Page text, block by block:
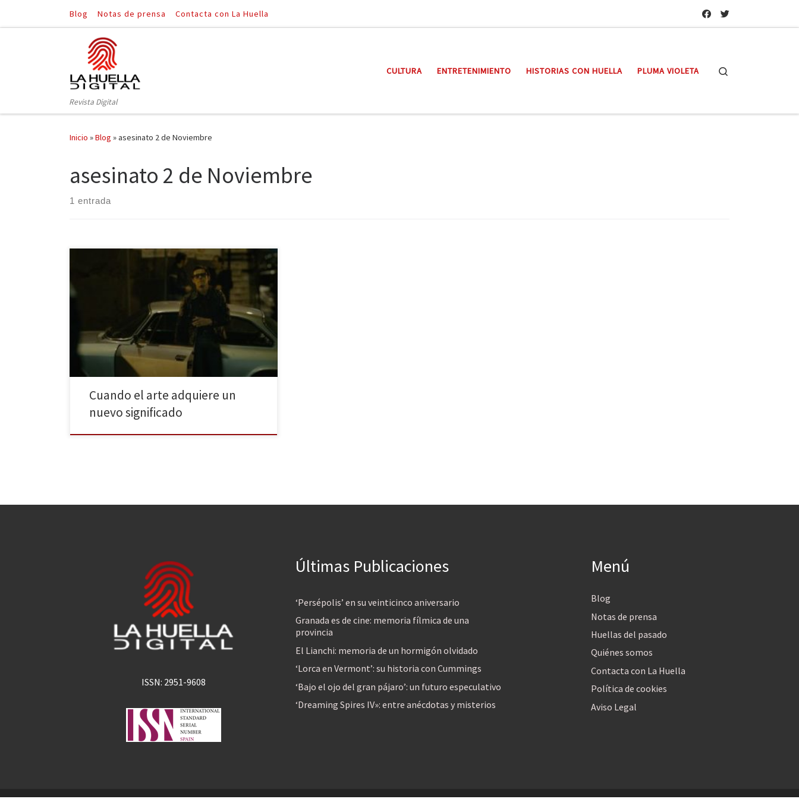
Saltar al contenido
Blog Notas de prensa Contacta con La Huella
Revista Digital
CULTURA ENTRETENIMIENTO HISTORIAS CON HUELLA PLUMA VIOLETA
Inicio »Blog »asesinato 2 de Noviembre
asesinato 2 de Noviembre
1 entrada
Volvemos a ver a Willem Dafoe en las pantallas con la
nueva película de Abel Ferrara, Pasolini, que llegó a
nuestros cines el pasado 20 de marzo y que retrata los
últimos momentos de la vida del director, escritor y
poeta italiano, Pier Paolo Pasolini. Roma, 1975. Pier
Paolo Pasolini es […]
Cuando el arte adquiere un
nuevo significado
ISSN: 2951-9608
Últimas Publicaciones
‘Persépolis’ en su veinticinco aniversario
Granada es de cine: memoria fílmica de una
provincia
El Lianchi: memoria de un hormigón olvidado
‘Lorca en Vermont’: su historia con Cummings
‘Bajo el ojo del gran pájaro’: un futuro especulativo
‘Dreaming Spires IV»: entre anécdotas y misterios
Menú
Blog
Notas de prensa
Huellas del pasado
Quiénes somos
Contacta con La Huella
Política de cookies
Aviso Legal